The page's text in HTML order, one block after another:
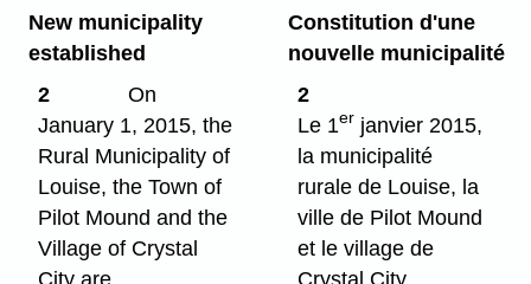
New municipality
established
2
On
January 1, 2015, the
Rural Municipality of
Louise, the Town of
Pilot Mound and the
Village of Crystal
City are
Constitution d'une
nouvelle municipalité
2
Le 1er janvier 2015,
la municipalité
rurale de Louise, la
ville de Pilot Mound
et le village de
Crystal City